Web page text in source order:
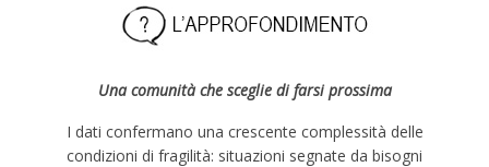
Una comunità che sceglie di farsi prossima
I dati confermano una crescente complessità delle
condizioni di fragilità: situazioni segnate da bisogni